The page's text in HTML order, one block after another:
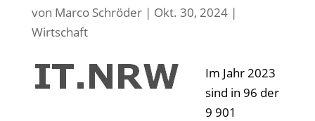
von Marco Schröder| Okt. 30, 2024|
Wirtschaft
Im Jahr 2023
sind in 96 der
9 901